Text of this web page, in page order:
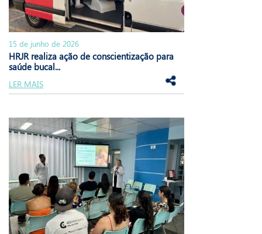
15 de junho de 2026
HRJR realiza ação de conscientização para
saúde bucal...
LER MAIS